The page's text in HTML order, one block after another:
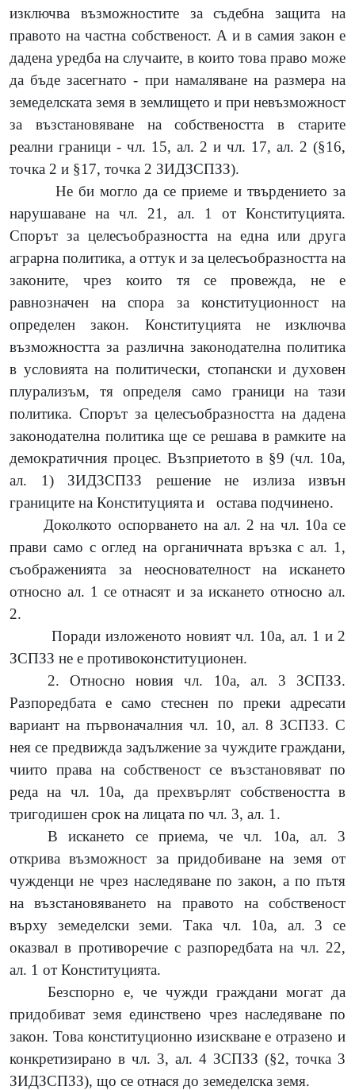
изключва възможностите за съдебна защита на
правото на частна собственост. А и в самия закон е
дадена уредба на случаите, в които това право може
да бъде засегнато - при намаляване на размера на
земеделската земя в землището и при невъзможност
за възстановяване на собствеността в старите
реални граници - чл. 15, ал. 2 и чл. 17, ал. 2 (§16,
точка 2 и §17, точка 2 ЗИДЗСПЗЗ).
Не би могло да се приеме и твърдението за
нарушаване на чл. 21, ал. 1 от Конституцията.
Спорът за целесъобразността на една или друга
аграрна политика, а оттук и за целесъобразността на
законите, чрез които тя се провежда, не е
равнозначен на спора за конституционност на
определен закон. Конституцията не изключва
възможността за различна законодателна политика
в условията на политически, стопански и духовен
плурализъм, тя определя само граници на тази
политика. Спорът за целесъобразността на дадена
законодателна политика ще се решава в рамките на
демократичния процес. Възприетото в §9 (чл. 10а,
ал. 1) ЗИДЗСПЗЗ решение не излиза извън
границите на Конституцията и
остава подчинено.
Доколкото оспорването на ал. 2 на чл. 10а се
прави само с оглед на органичната връзка с ал. 1,
съображенията за неоснователност на искането
относно ал. 1 се отнасят и за искането относно ал.
2.
Поради изложеното новият чл. 10а, ал. 1 и 2
ЗСПЗЗ не е противоконституционен.
2. Относно новия чл. 10а, ал. 3 ЗСПЗЗ.
Разпоредбата е само стеснен по преки адресати
вариант на първоначалния чл. 10, ал. 8 ЗСПЗЗ. С
нея се предвижда задължение за чуждите граждани,
чиито права на собственост се възстановяват по
реда на чл. 10а, да прехвърлят собствеността в
тригодишен срок на лицата по чл. 3, ал. 1.
В искането се приема, че чл. 10а, ал. 3
открива възможност за придобиване на земя от
чужденци не чрез наследяване по закон, а по пътя
на възстановяването на правото на собственост
върху земеделски земи. Така чл. 10а, ал. 3 се
оказвал в противоречие с разпоредбата на чл. 22,
ал. 1 от Конституцията.
Безспорно е, че чужди граждани могат да
придобиват земя единствено чрез наследяване по
закон. Това конституционно изискване е отразено и
конкретизирано в чл. 3, ал. 4 ЗСПЗЗ (§2, точка 3
ЗИДЗСПЗЗ), що се отнася до земеделска земя.